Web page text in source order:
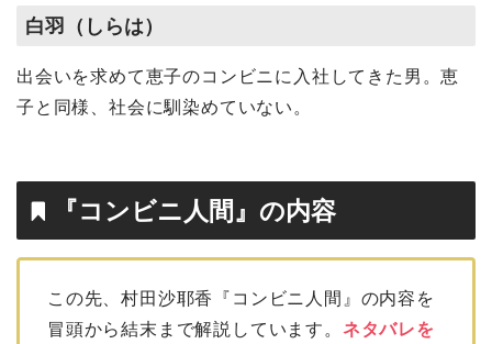
白羽（しらは）
出会いを求めて恵子のコンビニに入社してきた男。恵
子と同様、社会に馴染めていない。
『コンビニ人間』の内容
この先、村田沙耶香『コンビニ人間』の内容を
冒頭から結末まで解説しています。 ネタバレを